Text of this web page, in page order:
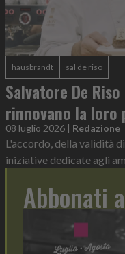
hausbrandt sal de riso
Salvatore De
rinnovano la loro
08 luglio 2026 | Redazione
L'accordo, della validità
iniziative dedicate agli
Abbonati